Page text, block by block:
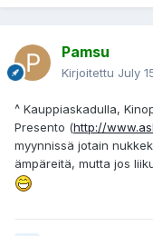
Pamsu
Kirjoitettu July
^ Kauppiaskadulla,
Presento (http://
myynnissä jotain
ämpäreitä, mutta jos